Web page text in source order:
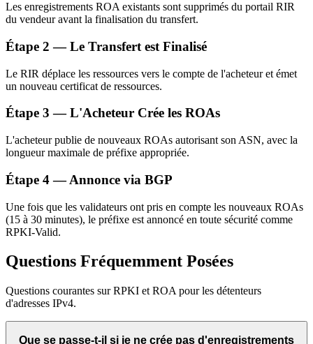
Les enregistrements ROA existants sont supprimés du portail RIR
du vendeur avant la finalisation du transfert.
Étape 2 — Le Transfert est Finalisé
Le RIR déplace les ressources vers le compte de l'acheteur et émet
un nouveau certificat de ressources.
Étape 3 — L'Acheteur Crée les ROAs
L'acheteur publie de nouveaux ROAs autorisant son ASN, avec la
longueur maximale de préfixe appropriée.
Étape 4 — Annonce via BGP
Une fois que les validateurs ont pris en compte les nouveaux ROAs
(15 à 30 minutes), le préfixe est annoncé en toute sécurité comme
RPKI-Valid.
Questions Fréquemment Posées
Questions courantes sur RPKI et ROA pour les détenteurs
d'adresses IPv4.
Que se passe-t-il si je ne crée pas d'enregistrements